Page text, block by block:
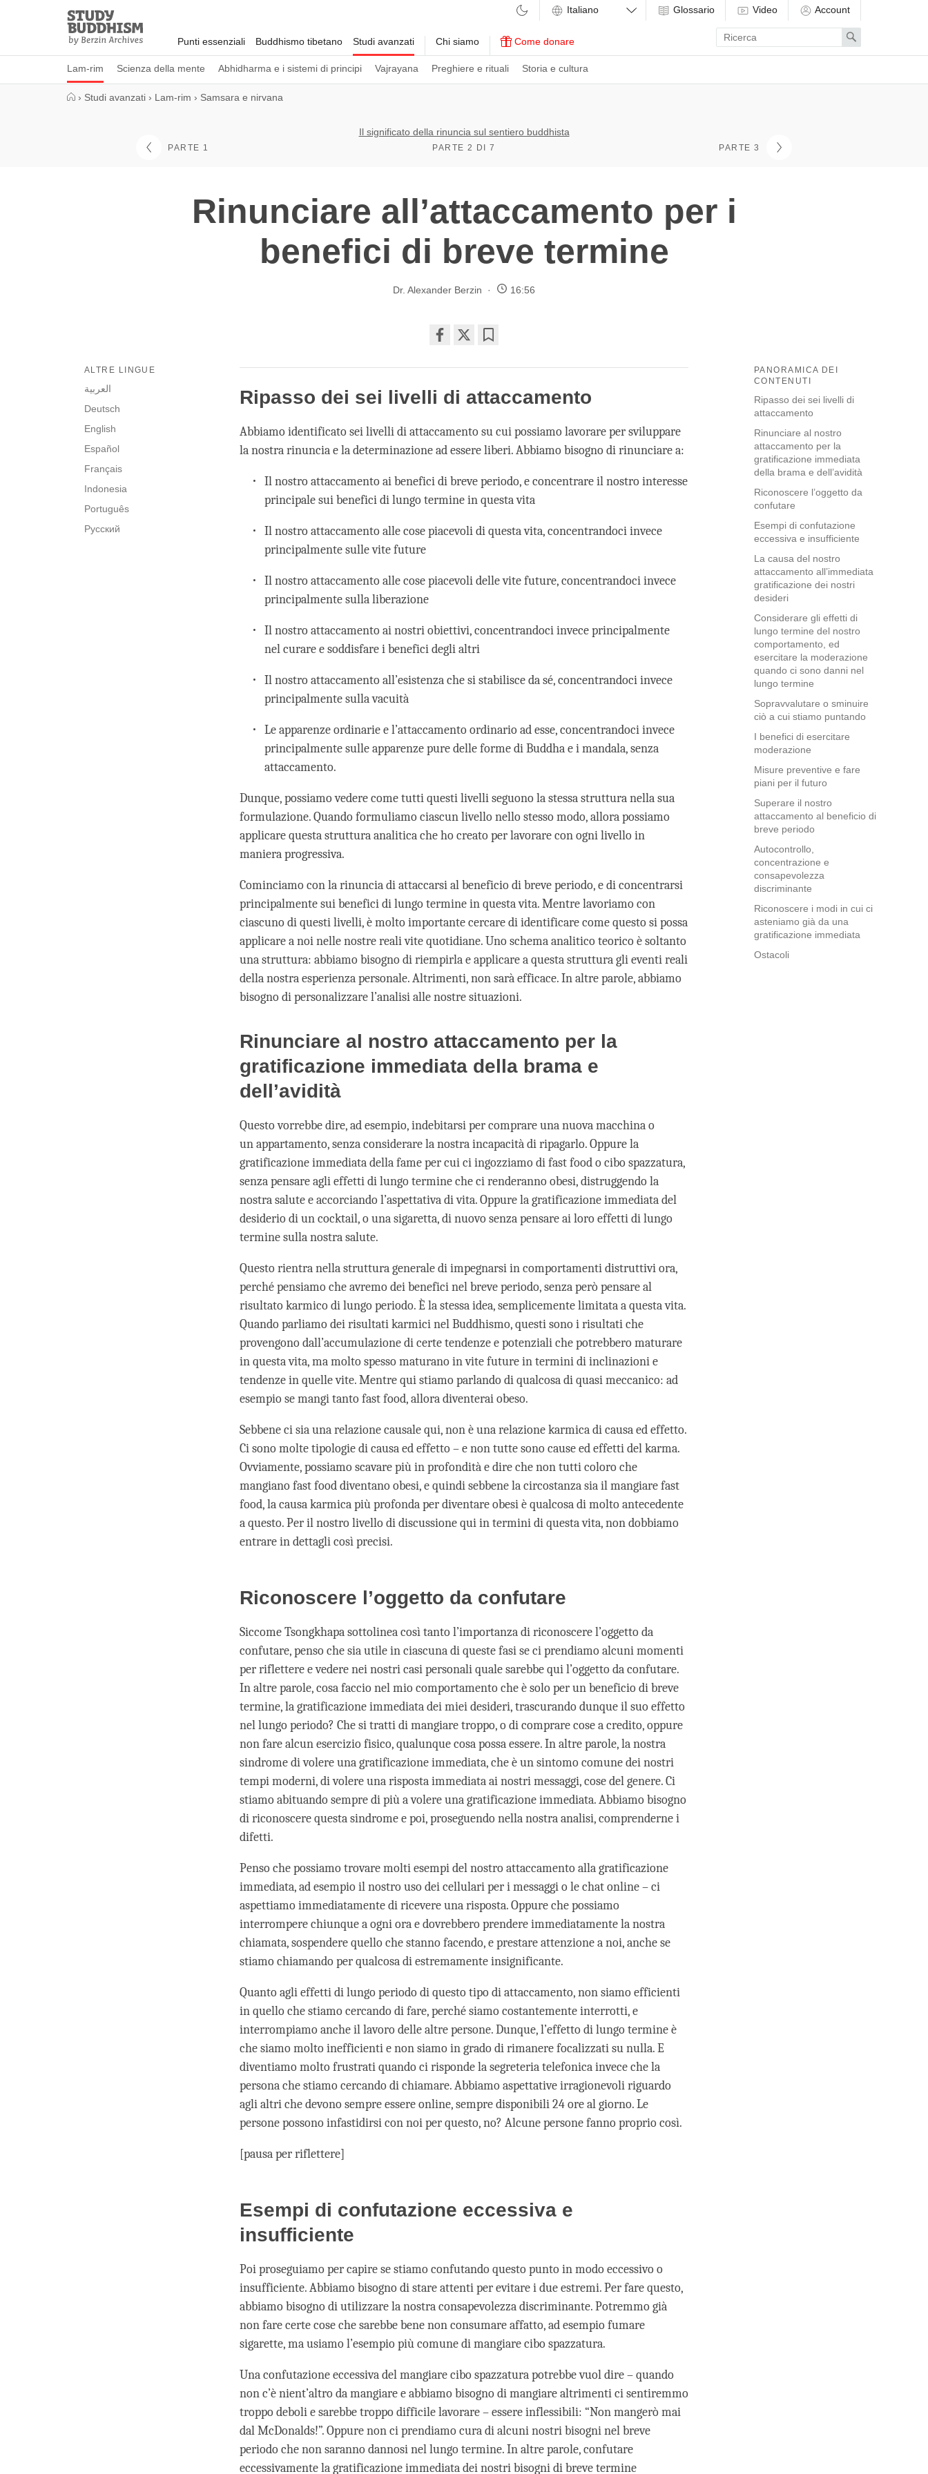
Study
Buddhism
Home
Punti essenziali Buddhismo tibetano Studi avanzati
Lam-rim Scienza della mente Abhidharma e i sistemi di principi Vajrayana Preghiere e rituali Storia e cultura
Chi siamo Come donare
Glossario Video Account
Enter
search
term
Search
› Studi avanzati › Lam-rim › Samsara e nirvana
PARTE 1
Il significato della rinuncia sul sentiero buddhista
PARTE 2 DI 7 PARTE 3
Rinunciare all’attaccamento per i
benefici di breve termine
Dr. Alexander Berzin 16:56
on
facebook
PANORAMICA DEI
CONTENUTI
Ripasso dei sei livelli di
attaccamento
Rinunciare al nostro
attaccamento per la
gratificazione immediata
della brama e dell’avidità
Riconoscere l’oggetto da
confutare
Esempi di confutazione
eccessiva e insufficiente
La causa del nostro
attaccamento all’immediata
gratificazione dei nostri
desideri
Considerare gli effetti di
lungo termine del nostro
comportamento, ed
esercitare la moderazione
quando ci sono danni nel
lungo termine
Sopravvalutare o sminuire
ciò a cui stiamo puntando
I benefici di esercitare
moderazione
Misure preventive e fare
piani per il futuro
Superare il nostro
attaccamento al beneficio di
breve periodo
Autocontrollo,
concentrazione e
consapevolezza
discriminante
Riconoscere i modi in cui ci
asteniamo già da una
gratificazione immediata
Ostacoli
ALTRE LINGUE
العربية
Deutsch
English
Español
Français
Indonesia
Português
Русский
Ripasso dei sei livelli di attaccamento
Abbiamo identificato sei livelli di attaccamento su cui possiamo lavorare per sviluppare
la nostra rinuncia e la determinazione ad essere liberi. Abbiamo bisogno di rinunciare a:
Il nostro attaccamento ai benefici di breve periodo, e concentrare il nostro interesse
principale sui benefici di lungo termine in questa vita
Il nostro attaccamento alle cose piacevoli di questa vita, concentrandoci invece
principalmente sulle vite future
Il nostro attaccamento alle cose piacevoli delle vite future, concentrandoci invece
principalmente sulla liberazione
Il nostro attaccamento ai nostri obiettivi, concentrandoci invece principalmente
nel curare e soddisfare i benefici degli altri
Il nostro attaccamento all’esistenza che si stabilisce da sé, concentrandoci invece
principalmente sulla vacuità
Le apparenze ordinarie e l’attaccamento ordinario ad esse, concentrandoci invece
principalmente sulle apparenze pure delle forme di Buddha e i mandala, senza
attaccamento.
Dunque, possiamo vedere come tutti questi livelli seguono la stessa struttura nella sua
formulazione. Quando formuliamo ciascun livello nello stesso modo, allora possiamo
applicare questa struttura analitica che ho creato per lavorare con ogni livello in
maniera progressiva.
Cominciamo con la rinuncia di attaccarsi al beneficio di breve periodo, e di concentrarsi
principalmente sui benefici di lungo termine in questa vita. Mentre lavoriamo con
ciascuno di questi livelli, è molto importante cercare di identificare come questo si possa
applicare a noi nelle nostre reali vite quotidiane. Uno schema analitico teorico è soltanto
una struttura: abbiamo bisogno di riempirla e applicare a questa struttura gli eventi reali
della nostra esperienza personale. Altrimenti, non sarà efficace. In altre parole, abbiamo
bisogno di personalizzare l’analisi alle nostre situazioni.
Rinunciare al nostro attaccamento per la
gratificazione immediata della brama e
dell’avidità
Questo vorrebbe dire, ad esempio, indebitarsi per comprare una nuova macchina o
un appartamento, senza considerare la nostra incapacità di ripagarlo. Oppure la
gratificazione immediata della fame per cui ci ingozziamo di fast food o cibo spazzatura,
senza pensare agli effetti di lungo termine che ci renderanno obesi, distruggendo la
nostra salute e accorciando l’aspettativa di vita. Oppure la gratificazione immediata del
desiderio di un cocktail, o una sigaretta, di nuovo senza pensare ai loro effetti di lungo
termine sulla nostra salute.
Questo rientra nella struttura generale di impegnarsi in comportamenti distruttivi ora,
perché pensiamo che avremo dei benefici nel breve periodo, senza però pensare al
risultato karmico di lungo periodo. È la stessa idea, semplicemente limitata a questa vita.
Quando parliamo dei risultati karmici nel Buddhismo, questi sono i risultati che
provengono dall’accumulazione di certe tendenze e potenziali che potrebbero maturare
in questa vita, ma molto spesso maturano in vite future in termini di inclinazioni e
tendenze in quelle vite. Mentre qui stiamo parlando di qualcosa di quasi meccanico: ad
esempio se mangi tanto fast food, allora diventerai obeso.
Sebbene ci sia una relazione causale qui, non è una relazione karmica di causa ed effetto.
Ci sono molte tipologie di causa ed effetto – e non tutte sono cause ed effetti del karma.
Ovviamente, possiamo scavare più in profondità e dire che non tutti coloro che
mangiano fast food diventano obesi, e quindi sebbene la circostanza sia il mangiare fast
food, la causa karmica più profonda per diventare obesi è qualcosa di molto antecedente
a questo. Per il nostro livello di discussione qui in termini di questa vita, non dobbiamo
entrare in dettagli così precisi.
Riconoscere l’oggetto da confutare
Siccome Tsongkhapa sottolinea così tanto l’importanza di riconoscere l’oggetto da
confutare, penso che sia utile in ciascuna di queste fasi se ci prendiamo alcuni momenti
per riflettere e vedere nei nostri casi personali quale sarebbe qui l’oggetto da confutare.
In altre parole, cosa faccio nel mio comportamento che è solo per un beneficio di breve
termine, la gratificazione immediata dei miei desideri, trascurando dunque il suo effetto
nel lungo periodo? Che si tratti di mangiare troppo, o di comprare cose a credito, oppure
non fare alcun esercizio fisico, qualunque cosa possa essere. In altre parole, la nostra
sindrome di volere una gratificazione immediata, che è un sintomo comune dei nostri
tempi moderni, di volere una risposta immediata ai nostri messaggi, cose del genere. Ci
stiamo abituando sempre di più a volere una gratificazione immediata. Abbiamo bisogno
di riconoscere questa sindrome e poi, proseguendo nella nostra analisi, comprenderne i
difetti.
Penso che possiamo trovare molti esempi del nostro attaccamento alla gratificazione
immediata, ad esempio il nostro uso dei cellulari per i messaggi o le chat online – ci
aspettiamo immediatamente di ricevere una risposta. Oppure che possiamo
interrompere chiunque a ogni ora e dovrebbero prendere immediatamente la nostra
chiamata, sospendere quello che stanno facendo, e prestare attenzione a noi, anche se
stiamo chiamando per qualcosa di estremamente insignificante.
Quanto agli effetti di lungo periodo di questo tipo di attaccamento, non siamo efficienti
in quello che stiamo cercando di fare, perché siamo costantemente interrotti, e
interrompiamo anche il lavoro delle altre persone. Dunque, l’effetto di lungo termine è
che siamo molto inefficienti e non siamo in grado di rimanere focalizzati su nulla. E
diventiamo molto frustrati quando ci risponde la segreteria telefonica invece che la
persona che stiamo cercando di chiamare. Abbiamo aspettative irragionevoli riguardo
agli altri che devono sempre essere online, sempre disponibili 24 ore al giorno. Le
persone possono infastidirsi con noi per questo, no? Alcune persone fanno proprio così.
[pausa per riflettere]
Esempi di confutazione eccessiva e
insufficiente
Poi proseguiamo per capire se stiamo confutando questo punto in modo eccessivo o
insufficiente. Abbiamo bisogno di stare attenti per evitare i due estremi. Per fare questo,
abbiamo bisogno di utilizzare la nostra consapevolezza discriminante. Potremmo già
non fare certe cose che sarebbe bene non consumare affatto, ad esempio fumare
sigarette, ma usiamo l’esempio più comune di mangiare cibo spazzatura.
Una confutazione eccessiva del mangiare cibo spazzatura potrebbe vuol dire – quando
non c’è nient’altro da mangiare e abbiamo bisogno di mangiare altrimenti ci sentiremmo
troppo deboli e sarebbe troppo difficile lavorare – essere inflessibili: “Non mangerò mai
dal McDonalds!”. Oppure non ci prendiamo cura di alcuni nostri bisogni nel breve
periodo che non saranno dannosi nel lungo termine. In altre parole, confutare
eccessivamente la gratificazione immediata dei nostri bisogni di breve termine